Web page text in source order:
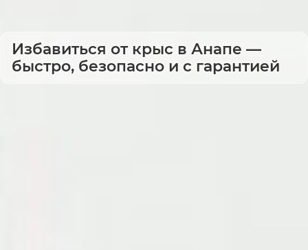
Избавиться от крыс в Анапе —
быстро, безопасно и с гарантией